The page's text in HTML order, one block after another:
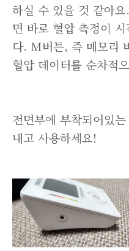
하실 수 있을 것 같아
면 바로 혈압 측정이
다. M버튼, 즉 메모리
혈압 데이터를 순차적
전면부에 부착되어있
내고 사용하세요!